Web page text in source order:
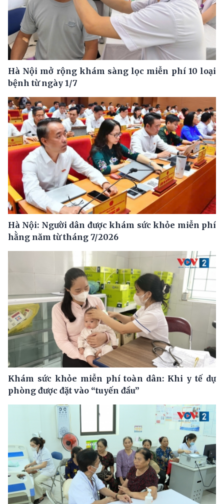
Hà Nội mở rộng khám sàng lọc miễn phí 10 loại
bệnh từ ngày 1/7
Hà Nội: Người dân được khám sức khỏe miễn phí
hằng năm từ tháng 7/2026
Khám sức khỏe miễn phí toàn dân: Khi y tế dự
phòng được đặt vào “tuyến đầu”